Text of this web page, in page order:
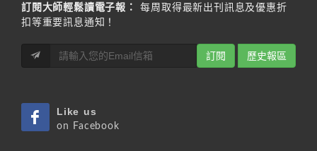
訂閱大師輕鬆讀電子報：
每周取得最新出刊訊息及優惠折
扣等重要訊息通知！
訂閱 歷史報區
Like us
on Facebook